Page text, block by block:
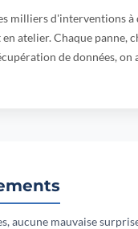
milliers d'interventions à
atelier. Chaque panne,
de données, on
aucune mauvaise